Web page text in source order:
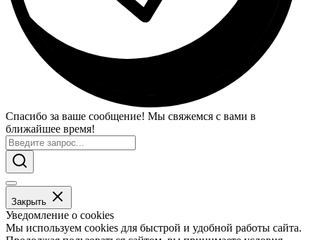
Спасибо за ваше сообщение! Мы свяжемся с вами в
ближайшее время!
Закрыть
Уведомление о cookies
Мы используем cookies для быстрой и удобной работы сайта.